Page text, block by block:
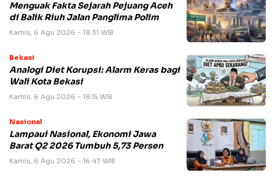
Menguak Fakta Sejarah Pejuang Aceh
di Balik Riuh Jalan Panglima Polim
Kamis, 6 Agu 2026 - 18:31 WIB
Bekasi
Analogi Diet Korupsi: Alarm Keras bagi
Wali Kota Bekasi
Kamis, 6 Agu 2026 - 18:15 WIB
Nasional
Lampaui Nasional, Ekonomi Jawa
Barat Q2 2026 Tumbuh 5,73 Persen
Kamis, 6 Agu 2026 - 16:47 WIB